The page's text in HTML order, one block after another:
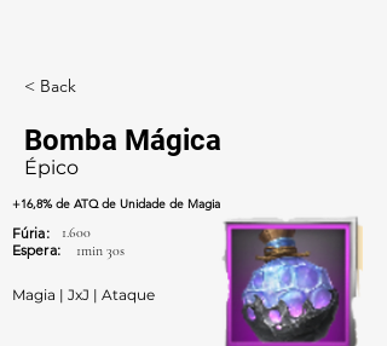
< Back
Bomba Mágica
Épico
+16,8% de ATQ de Unidade de Magia
1min 30s
1.600
Fúria:
Espera:
Magia | JxJ | Ataque